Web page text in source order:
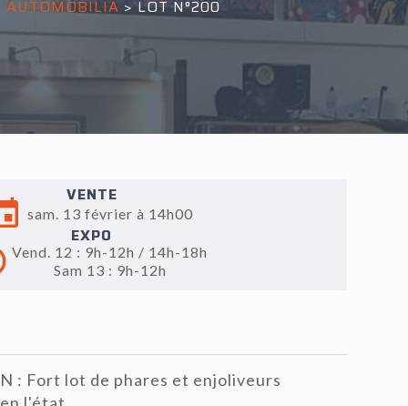
AUTOMOBILIA >LOT N°200
VENTE
sam. 13 février à 14h00
EXPO
Vend. 12 : 9h-12h / 14h-18h
Sam 13 : 9h-12h
: Fort lot de phares et enjoliveurs